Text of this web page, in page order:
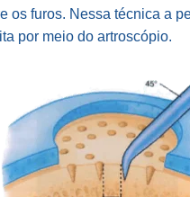
os furos. Nessa técnica a
por meio do artroscópio.